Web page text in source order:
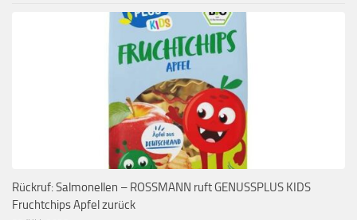
Rückruf: Salmonellen – ROSSMANN ruft GENUSSPLUS KIDS
Fruchtchips Apfel zurück